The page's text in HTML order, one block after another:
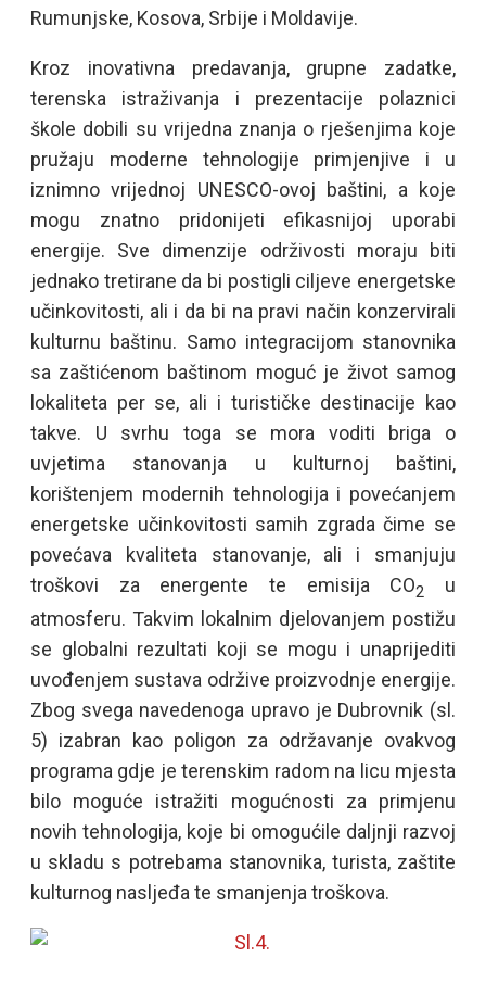
Rumunjske, Kosova, Srbije i Moldavije.
Kroz inovativna predavanja, grupne zadatke,
terenska istraživanja i prezentacije polaznici
škole dobili su vrijedna znanja o rješenjima koje
pružaju moderne tehnologije primjenjive i u
iznimno vrijednoj UNESCO-ovoj baštini, a koje
mogu znatno pridonijeti efikasnijoj uporabi
energije. Sve dimenzije održivosti moraju biti
jednako tretirane da bi postigli ciljeve energetske
učinkovitosti, ali i da bi na pravi način konzervirali
kulturnu baštinu. Samo integracijom stanovnika
sa zaštićenom baštinom moguć je život samog
lokaliteta per se, ali i turističke destinacije kao
takve. U svrhu toga se mora voditi briga o
uvjetima stanovanja u kulturnoj baštini,
korištenjem modernih tehnologija i povećanjem
energetske učinkovitosti samih zgrada čime se
povećava kvaliteta stanovanje, ali i smanjuju
troškovi za energente te emisija CO2
u
atmosferu. Takvim lokalnim djelovanjem postižu
se globalni rezultati koji se mogu i unaprijediti
uvođenjem sustava održive proizvodnje energije.
Zbog svega navedenoga upravo je Dubrovnik (sl.
5) izabran kao poligon za održavanje ovakvog
programa gdje je terenskim radom na licu mjesta
bilo moguće istražiti mogućnosti za primjenu
novih tehnologija, koje bi omogućile daljnji razvoj
u skladu s potrebama stanovnika, turista, zaštite
kulturnog nasljeđa te smanjenja troškova.